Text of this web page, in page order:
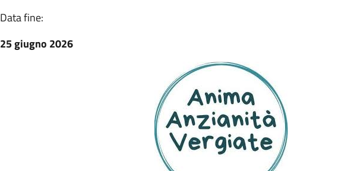
Data fine:
25 giugno 2026